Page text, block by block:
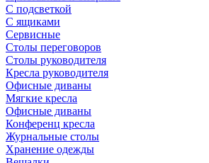
С подсветкой
С ящиками
Сервисные
Столы переговоров
Столы руководителя
Кресла руководителя
Офисные диваны
Мягкие кресла
Офисные диваны
Конференц кресла
Журнальные столы
Хранение одежды